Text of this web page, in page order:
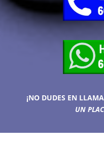
¡NO DUDES EN
UN